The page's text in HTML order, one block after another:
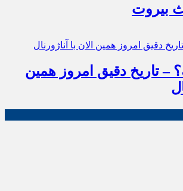
بیروت
– تاریخ دقیق امروز همین